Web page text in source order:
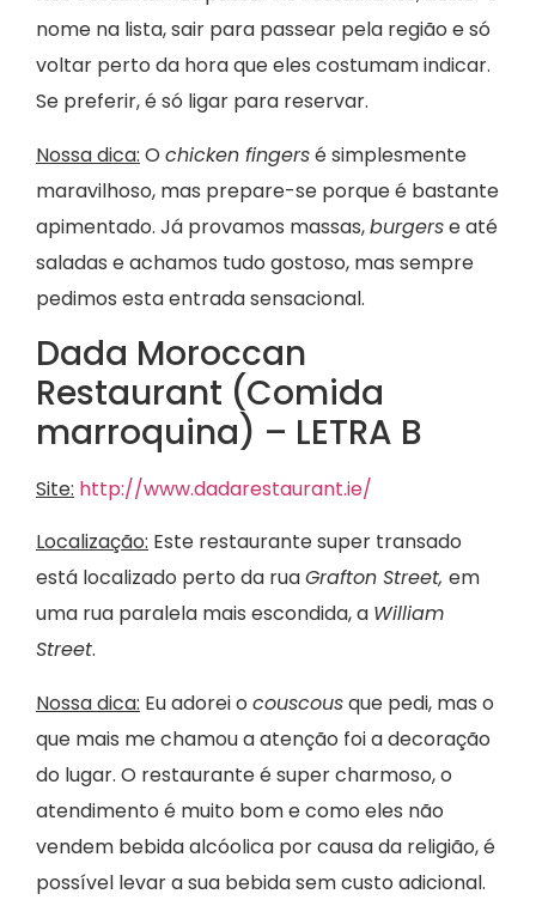
nome na lista, sair para passear pela região e só
voltar perto da hora que eles costumam indicar.
Se preferir, é só ligar para reservar.
Nossa dica: O chicken fingersé simplesmente
maravilhoso, mas prepare-se porque é bastante
apimentado. Já provamos massas,burgerse até
saladas e achamos tudo gostoso, mas sempre
pedimos esta entrada sensacional.
Dada Moroccan
Restaurant (Comida
marroquina) – LETRA B
Site: http://www.dadarestaurant.ie/
Localização: Este restaurante super transado
está localizado perto da ruaGrafton Street, em
uma rua paralela mais escondida, a William
Street.
Nossa dica: Eu adorei o couscousque pedi, mas o
que mais me chamou a atenção foi a decoração
do lugar. O restaurante é super charmoso, o
atendimento é muito bom e como eles não
vendem bebida alcóolica por causa da religião, é
possível levar a sua bebida sem custo adicional.